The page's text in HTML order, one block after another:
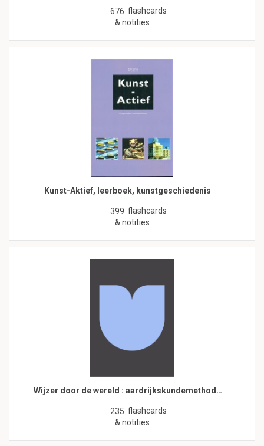
676 flashcards
& notities
Kunst-Aktief, leerboek, kunstgeschiedenis
399 flashcards
& notities
Wijzer door de wereld : aardrijkskundemethod…
235 flashcards
& notities